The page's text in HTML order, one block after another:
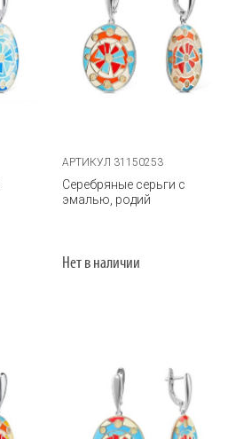
АРТИКУЛ 31150253
Серебряные серьги с
эмалью, родий
Нет в наличии